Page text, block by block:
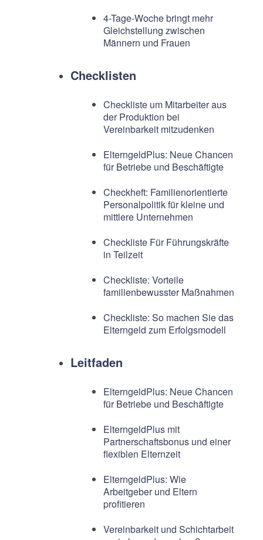
4-Tage-Woche bringt mehr
Gleichstellung zwischen
Männern und Frauen
Checklisten
Checkliste um Mitarbeiter aus
der Produktion bei
Vereinbarkeit mitzudenken
ElterngeldPlus: Neue Chancen
für Betriebe und Beschäftigte
Checkheft: Familienorientierte
Personalpolitik für kleine und
mittlere Unternehmen
Checkliste Für Führungskräfte
in Teilzeit
Checkliste: Vorteile
familienbewusster Maßnahmen
Checkliste: So machen Sie das
Elterngeld zum Erfolgsmodell
Leitfaden
ElterngeldPlus: Neue Chancen
für Betriebe und Beschäftigte
ElterngeldPlus mit
Partnerschaftsbonus und einer
flexiblen Elternzeit
ElterngeldPlus: Wie
Arbeitgeber und Eltern
profitieren
Vereinbarkeit und Schichtarbeit